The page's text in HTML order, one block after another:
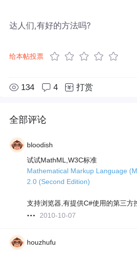
达人们,有好的方法吗?
给本帖投票
134 4 打赏
全部评论
bloodish
试试MathML,W3C标准
Mathematical Markup Language
2.0 (Second Edition)
支持浏览器,有提供C#使用的第三方
2010-10-07
houzhufu